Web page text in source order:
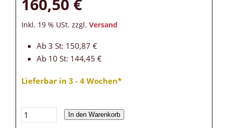
160,50 €
Inkl. 19 % USt. zzgl. Versand
Ab 3 St: 150,87 €
Ab 10 St: 144,45 €
Lieferbar in 3 - 4 Wochen*
In den Warenkorb